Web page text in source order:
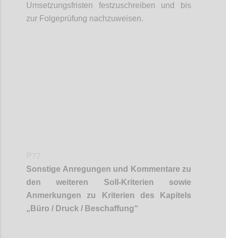
Umsetzungsfristen festzuschreiben und bis
zur Folgeprüfung nachzuweisen.
Sonstige Anregungen und Kommentare zu
den weiteren Soll-Kriterien sowie
Anmerkungen zu Kriterien des Kapitels
„ Büro / Druck / Beschaffung“